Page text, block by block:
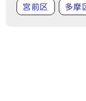
宮前区 多摩